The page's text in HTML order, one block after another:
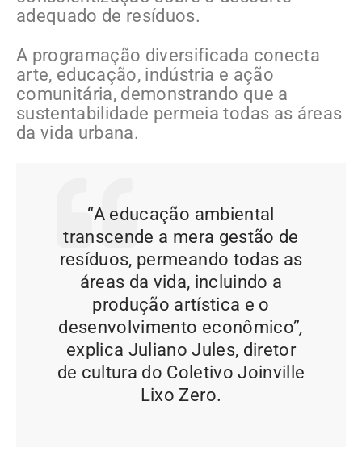
adequado de resíduos.
A programação diversificada conecta
arte, educação, indústria e ação
comunitária, demonstrando que a
sustentabilidade permeia todas as áreas
da vida urbana.
“A educação ambiental
transcende a mera gestão de
resíduos, permeando todas as
áreas da vida, incluindo a
produção artística e o
desenvolvimento econômico”,
explica Juliano Jules, diretor
de cultura do Coletivo Joinville
Lixo Zero.